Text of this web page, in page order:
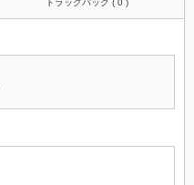
トラックバック ( 0 )